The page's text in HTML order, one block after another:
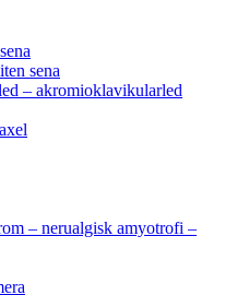
sena
– akromioklavikularled
– nerualgisk amyotrofi –